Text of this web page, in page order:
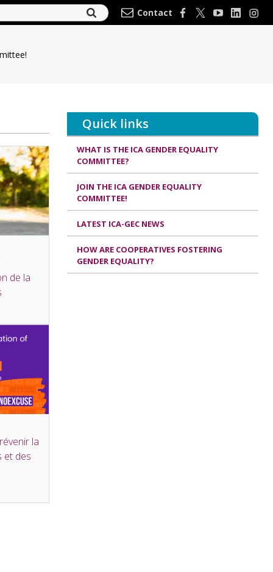
Contact
de la
la
et des
Quick links
WHAT IS THE ICA GENDER EQUALITY
COMMITTEE?
JOIN THE ICA GENDER EQUALITY
COMMITTEE!
LATEST ICA-GEC NEWS
HOW ARE COOPERATIVES FOSTERING
GENDER EQUALITY?